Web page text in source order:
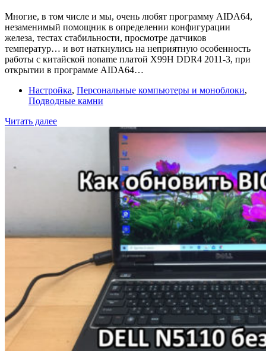
и
Macos?
Простой
способ.
Многие, в том числе и мы, очень любят программу AIDA64,
незаменимый помощник в определении конфигурации
железа, тестах стабильности, просмотре датчиков
температур… и вот наткнулись на неприятную особенность
работы с китайской noname платой X99H DDR4 2011-3, при
открытии в программе AIDA64…
Настройка, Персональные компьютеры и моноблоки,
Подводные камни
Читать далееКитайская
датчиках
AIDA64